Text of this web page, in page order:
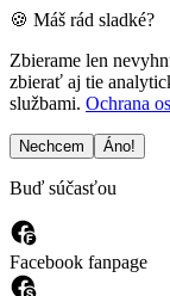
🍪 Máš rád sladké?
Zbierame len
zbierať aj tie
službami. Ochrana
Nechcem Áno!
Buď súčasťou
Facebook fanpage